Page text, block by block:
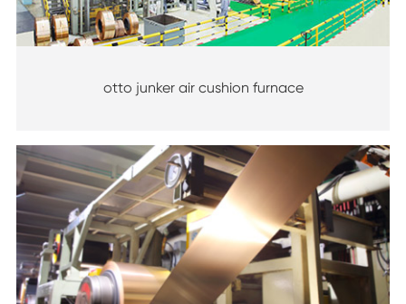
otto junker air cushion furnace